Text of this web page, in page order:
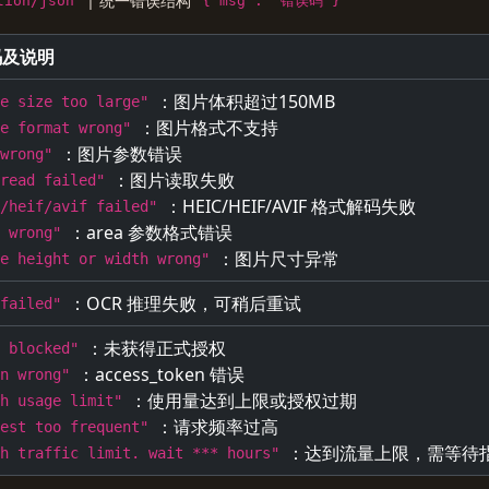
说明
size too large" ：图片体积超过150MB
format wrong" ：图片格式不支持
：图片参数错误
failed" ：图片读取失败
heif/avif failed" ：HEIC/HEIF/AVIF 格式解码失败
wrong" ：area 参数格式错误
height or width wrong" ：图片尺寸异常
failed" ：OCR 推理失败，可稍后重试
blocked" ：未获得正式授权
wrong" ：access_token 错误
usage limit" ：使用量达到上限或授权过期
too frequent" ：请求频率过高
traffic limit. wait *** hours" ：达到流量上限，需等待